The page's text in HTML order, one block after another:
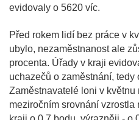
evidovaly o 5620 víc.
Před rokem lidí bez práce v
ubylo, nezaměstnanost ale
procenta. Úřady v kraji
uchazečů o zaměstnání, tedy
Zaměstnavatelé loni v
meziročním srovnání